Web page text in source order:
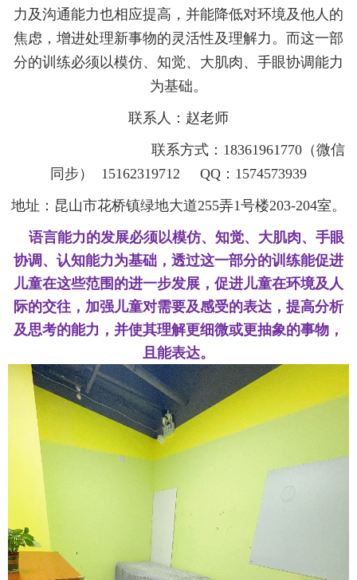
力及沟通能力也相应提高，并能降低对环境及他人的
焦虑，增进处理新事物的灵活性及理解力。而这一部
分的训练必须以模仿、知觉、大肌肉、手眼协调能力
为基础。
联系人：赵老师
联系方式： 18361961770 （微信
同步）
15162319712 QQ ： 1574573939
地址： 昆山市花桥镇绿地大道255弄1号楼203-204室。
语言能力的发展必须以模仿、知觉、大肌肉、手眼
协调、认知能力为基础，透过这一部分的训练能促进
儿童在这些范围的进一步发展，促进儿童在环境及人
际的交往，加强儿童对需要及感受的表达，提高分析
及思考的能力，并使其理解更细微或更抽象的事物，
且能表达。